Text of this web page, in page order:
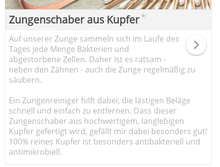
Zungenschaber aus Kupfer*
Auf unserer Zunge sammeln sich im Laufe des
Tages jede Menge Bakterien und
abgestorbene Zellen. Daher ist es ratsam -
neben den Zähnen - auch die Zunge regelmäßig zu
säubern.
Ein Zungenreiniger hilft dabei, die lästigen Beläge
schnell und einfach zu entfernen. Dass dieser
Zungenschaber aus hochwertigem, langlebigen
Kupfer gefertigt wird, gefällt mir dabei besonders gut!
100% reines Kupfer ist besonders antibakteriell und
antimikrobiell.